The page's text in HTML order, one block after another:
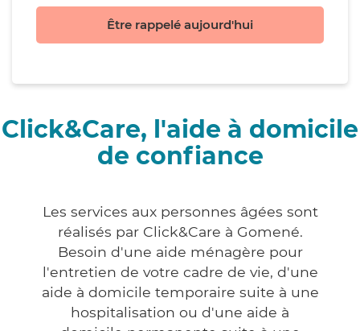
Être rappelé aujourd'hui
Click&Care, l'aide à domicile
de confiance
Les services aux personnes âgées sont
réalisés par Click&Care à Gomené.
Besoin d'une aide ménagère pour
l'entretien de votre cadre de vie, d'une
aide à domicile temporaire suite à une
hospitalisation ou d'une aide à